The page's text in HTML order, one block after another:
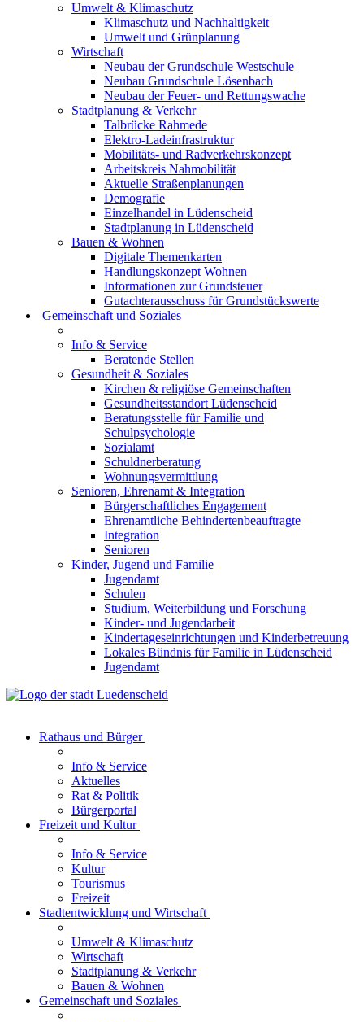
Umwelt & Klimaschutz
Klimaschutz und Nachhaltigkeit
Umwelt und Grünplanung
Wirtschaft
Neubau der Grundschule Westschule
Neubau Grundschule Lösenbach
Neubau der Feuer- und Rettungswache
Stadtplanung & Verkehr
Talbrücke Rahmede
Elektro-Ladeinfrastruktur
Mobilitäts- und Radverkehrskonzept
Arbeitskreis Nahmobilität
Aktuelle Straßenplanungen
Demografie
Einzelhandel in Lüdenscheid
Stadtplanung in Lüdenscheid
Bauen & Wohnen
Digitale Themenkarten
Handlungskonzept Wohnen
Informationen zur Grundsteuer
Gutachterausschuss für Grundstückswerte
Gemeinschaft und Soziales
Info & Service
Beratende Stellen
Gesundheit & Soziales
Kirchen & religiöse Gemeinschaften
Gesundheitsstandort Lüdenscheid
Beratungsstelle für Familie und
Schulpsychologie
Sozialamt
Schuldnerberatung
Wohnungsvermittlung
Senioren, Ehrenamt & Integration
Bürgerschaftliches Engagement
Ehrenamtliche Behindertenbeauftragte
Integration
Senioren
Kinder, Jugend und Familie
Jugendamt
Schulen
Studium, Weiterbildung und Forschung
Kinder- und Jugendarbeit
Kindertageseinrichtungen und Kinderbetreuung
Lokales Bündnis für Familie in Lüdenscheid
Jugendamt
Rathaus und Bürger
Info & Service
Aktuelles
Rat & Politik
Bürgerportal
Freizeit und Kultur
Info & Service
Kultur
Tourismus
Freizeit
Stadtentwicklung und Wirtschaft
Umwelt & Klimaschutz
Wirtschaft
Stadtplanung & Verkehr
Bauen & Wohnen
Gemeinschaft und Soziales